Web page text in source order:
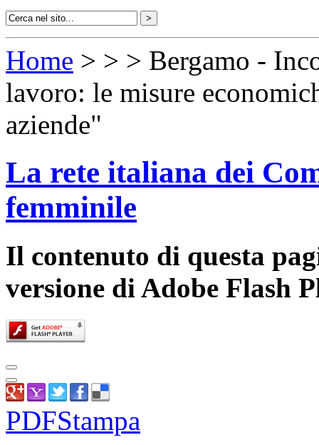
Home > > > Bergamo -
lavoro: le misure
aziende"
La rete italiana dei
femminile
Il contenuto di questa
versione di Adobe Flash
PDFStampa